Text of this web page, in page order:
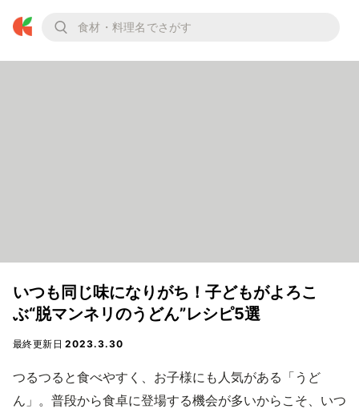
いつも同じ味になりがち！子どもがよろこ
ぶ“脱マンネリのうどん”レシピ5選
最終更新日2023.3.30
つるつると食べやすく、お子様にも人気がある「うど
ん」。普段から食卓に登場する機会が多いからこそ、いつ